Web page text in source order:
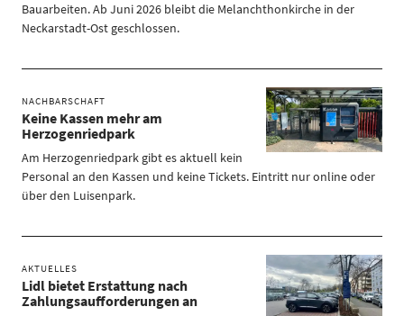
Bauarbeiten. Ab Juni 2026 bleibt die Melanchthonkirche in der
Neckarstadt-Ost geschlossen.
NACHBARSCHAFT
Keine Kassen mehr am
Herzogenriedpark
Am Herzogenriedpark gibt es aktuell kein
Personal an den Kassen und keine Tickets. Eintritt nur online oder
über den Luisenpark.
AKTUELLES
Lidl bietet Erstattung nach
Zahlungsaufforderungen an